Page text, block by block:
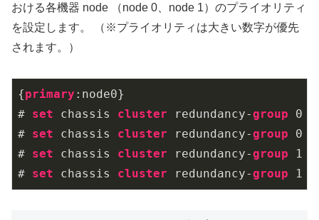
おける各機器 node （node 0、node 1）のプライオリティ
を設定します。 （※プライオリティは大きい数字が優先
されます。）
{primary :node0}
# set chassis cluster redundancy-group 0
# set chassis cluster redundancy-group 0
# set chassis cluster redundancy-group 1
# set chassis cluster redundancy-group 1